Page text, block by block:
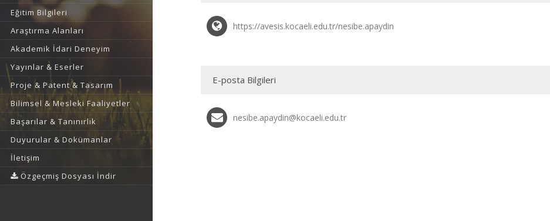
Eğitim Bilgileri
Araştırma Alanları
Akademik İdari Deneyim
Yayınlar & Eserler
Proje & Patent & Tasarım
Bilimsel & Mesleki Faaliyetler
Başarılar & Tanınırlık
Duyurular & Dokümanlar
İletişim
Özgeçmiş Dosyası İndir
https://avesis.kocaeli.edu.tr/nesibe.apaydin
E-posta Bilgileri
nesibe.apaydin@kocaeli.edu.tr